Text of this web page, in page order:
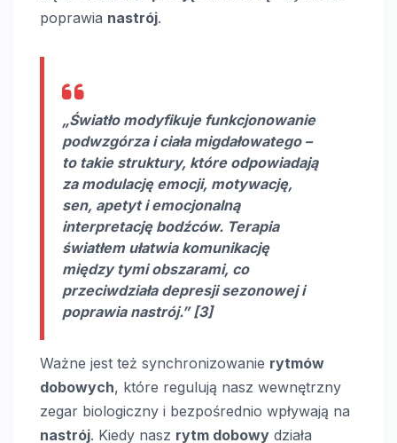
poprawia nastrój.
„Światło modyfikuje funkcjonowanie
podwzgórza i ciała migdałowatego –
to takie struktury, które odpowiadają
za modulację emocji, motywację,
sen, apetyt i emocjonalną
interpretację bodźców. Terapia
światłem ułatwia komunikację
między tymi obszarami, co
przeciwdziała depresji sezonowej i
poprawia nastrój.” [3]
Ważne jest też synchronizowanie rytmów
dobowych, które regulują nasz wewnętrzny
zegar biologiczny i bezpośrednio wpływają na
nastrój. Kiedy nasz rytm dobowy działa